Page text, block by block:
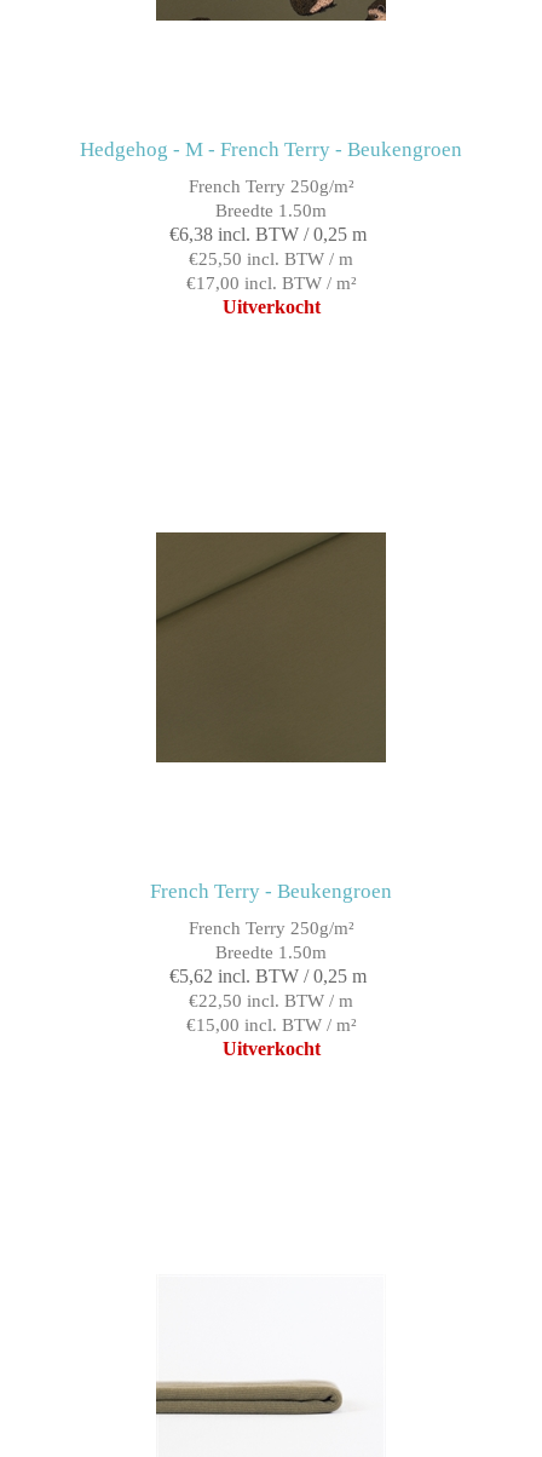
Hedgehog - M - French Terry - Beukengroen
French Terry 250g/m²
Breedte 1.50m
€6,38 incl. BTW / 0,25 m
€25,50 incl. BTW / m
€17,00 incl. BTW / m²
Uitverkocht
French Terry - Beukengroen
French Terry 250g/m²
Breedte 1.50m
€5,62 incl. BTW / 0,25 m
€22,50 incl. BTW / m
€15,00 incl. BTW / m²
Uitverkocht